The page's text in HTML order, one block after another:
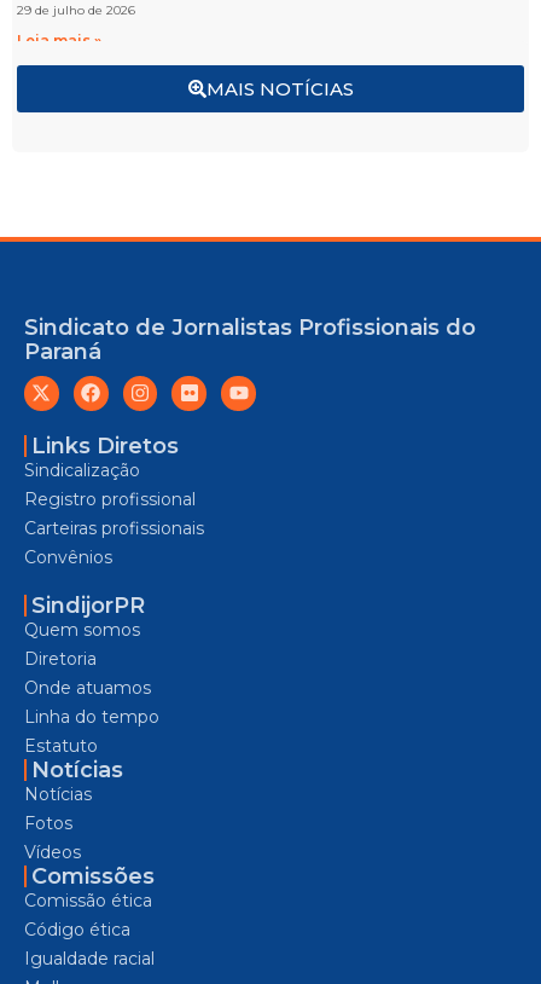
MAIS NOTÍCIAS
29 de julho de 2026
Leia mais »
Sindicato de Jornalistas Profissionais do
Paraná
Links Diretos
Sindicalização
Registro profissional
Carteiras profissionais
Convênios
SindijorPR
Quem somos
Diretoria
Onde atuamos
Linha do tempo
Estatuto
Notícias
Notícias
Fotos
Vídeos
Comissões
Comissão ética
Código ética
Igualdade racial